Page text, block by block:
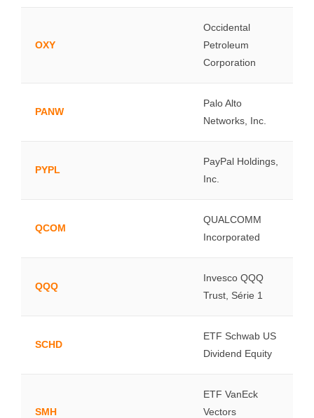
OXY
Occidental
Petroleum
Corporation
PANW
Palo Alto
Networks, Inc.
PYPL
PayPal Holdings,
Inc.
QCOM
QUALCOMM
Incorporated
QQQ
Invesco QQQ
Trust, Série 1
SCHD
ETF Schwab US
Dividend Equity
SMH
ETF VanEck
Vectors